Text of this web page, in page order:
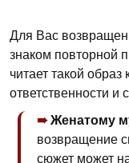
Для Вас
знаком повторной
читает такой
ответственности и
Женатому
возвращение
сюжет может